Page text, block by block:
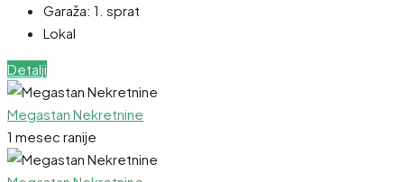
Garaža: 1. sprat
Lokal
Detalji
Megastan Nekretnine
1 mesec ranije